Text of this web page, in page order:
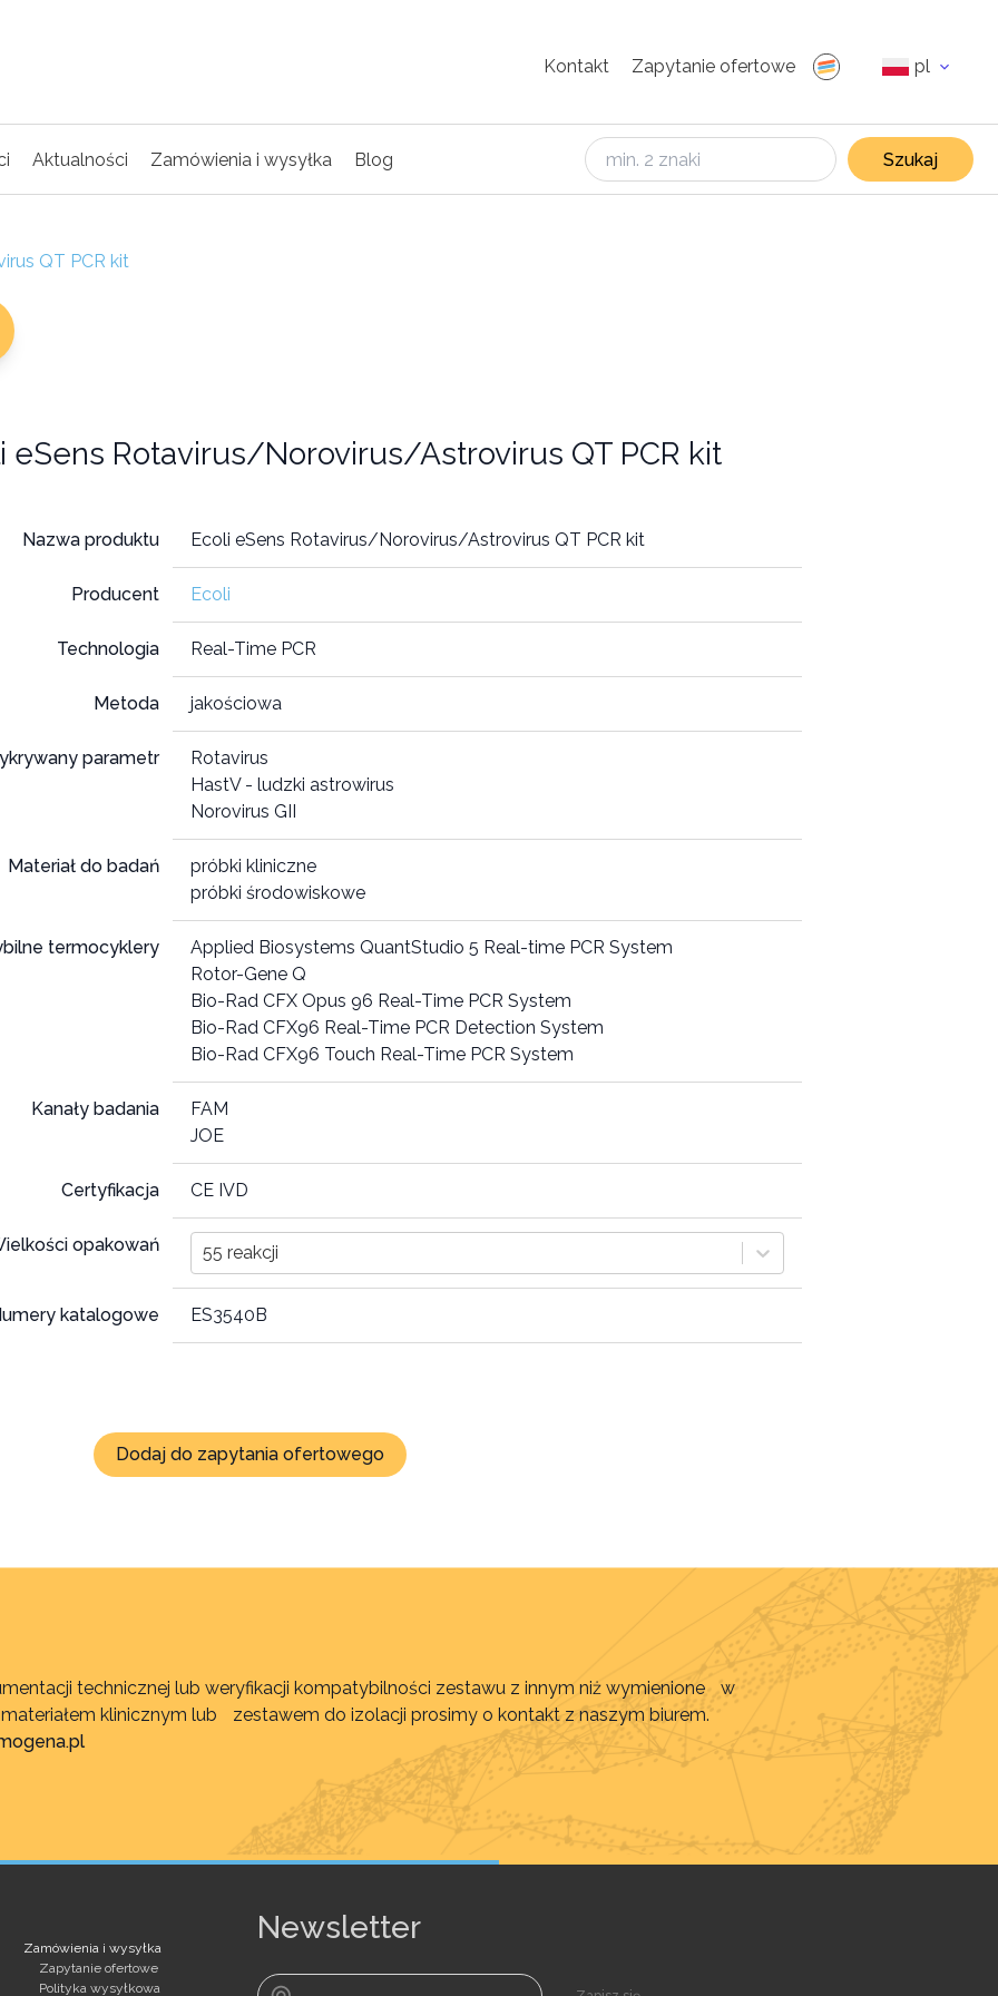
Kontakt Zapytanie ofertowe pl
Aktualności Zamówienia i wysyłka Blog Szukaj
QT PCR kit
eSens Rotavirus/Norovirus/Astrovirus QT PCR kit
Nazwa produktu Ecoli eSens Rotavirus/Norovirus/Astrovirus QT PCR kit
Producent Ecoli
Technologia Real-Time PCR
Metoda jakościowa
parametr
Rotavirus
HastV - ludzki astrowirus
Norovirus GII
Materiał do badań
próbki kliniczne
próbki środowiskowe
termocyklery
Applied Biosystems QuantStudio 5 Real-time PCR System
Rotor-Gene Q
Bio-Rad CFX Opus 96 Real-Time PCR System
Bio-Rad CFX96 Real-Time PCR Detection System
Bio-Rad CFX96 Touch Real-Time PCR System
Kanały badania
FAM
JOE
Certyfikacja CE IVD
opakowań 55 reakcji
katalogowe ES3540B
Dodaj do zapytania ofertowego
technicznej lub weryfikacji kompatybilności zestawu z innym niż wymienione w
klinicznym lub zestawem do izolacji prosimy o kontakt z naszym biurem.
Zamówienia i wysyłka
Zapytanie ofertowe
Polityka wysyłkowa
Newsletter